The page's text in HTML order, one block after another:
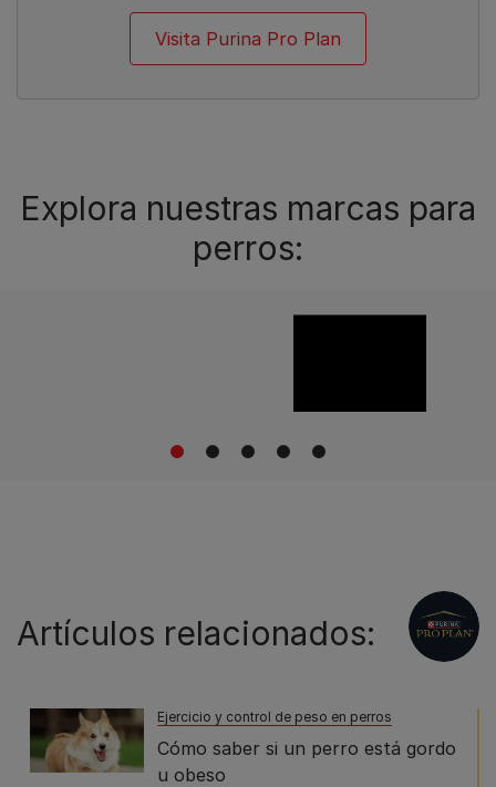
Visita Purina Pro Plan
Explora nuestras marcas para
perros:
1 2 3 4 5
Artículos relacionados:
Ejercicio y control de peso en perros
Cómo saber si un perro está gordo
u obeso